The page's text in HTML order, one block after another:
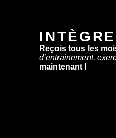
Reçois tous les
d’entrainement,
maintenant !